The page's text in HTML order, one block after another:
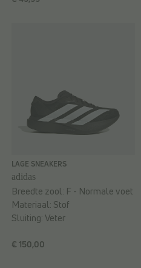
LAGE SNEAKERS
adidas
€ 150,00
Breedte zool: F - Normale voet
Materiaal: Stof
Sluiting:Veter